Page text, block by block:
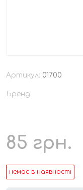
Артикул: 01700
Бренд:
85 грн.
немає в наявності